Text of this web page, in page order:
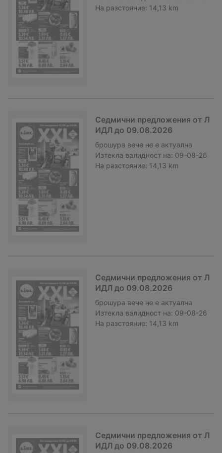
На разстояние: 14,13 km
Седмични предложения от Л
ИДЛ до 09.08.2026
брошура вече не е актуална
Изтекла валидност на: 09-08-26
На разстояние: 14,13 km
Седмични предложения от Л
ИДЛ до 09.08.2026
брошура вече не е актуална
Изтекла валидност на: 09-08-26
На разстояние: 14,13 km
Седмични предложения от Л
ИДЛ до 09.08.2026